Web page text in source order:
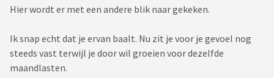
Hier wordt er met een andere blik naar gekeken.
Ik snap echt dat je ervan baalt. Nu zit je voor je gevoel nog
steeds vast terwijl je door wil groeien voor dezelfde
maandlasten.